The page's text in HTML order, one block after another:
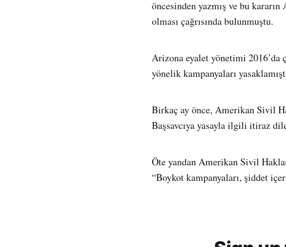
öncesinden yazmış ve bu
olması çağrısında bulunmuştu.
Arizona eyalet yönetimi 2016’da
yönelik kampanyaları
Birkaç ay önce, Amerikan Sivil
Başsavcıya yasayla ilgili itiraz
Öte yandan Amerikan Sivil
“Boykot kampanyaları, şiddet